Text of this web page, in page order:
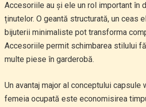
Accesoriile au și ele un rol important în
ținutelor. O geantă structurată, un ceas
bijuterii minimaliste pot transforma
Accesoriile permit schimbarea stilului
multe piese în garderobă.
Un avantaj major al conceptului capsule
femeia ocupată este economisirea